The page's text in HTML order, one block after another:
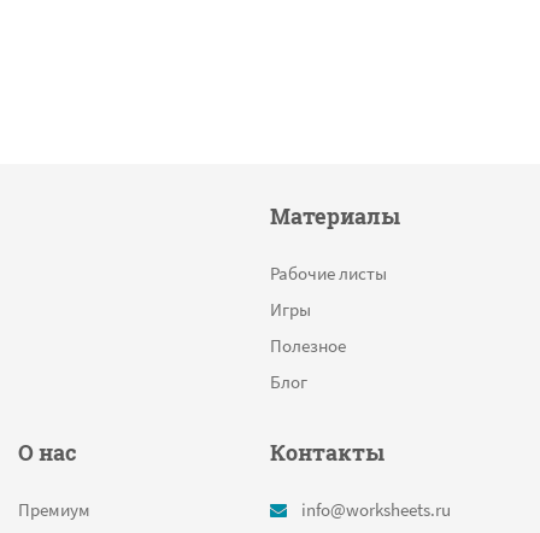
Материалы
Рабочие листы
Игры
Полезное
Блог
О нас
Премиум
Контакты
info@worksheets.ru